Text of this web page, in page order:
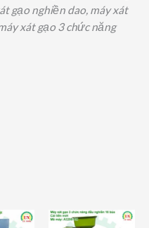
gạo nghiền dao, máy xát
xát gạo 3 chức năng